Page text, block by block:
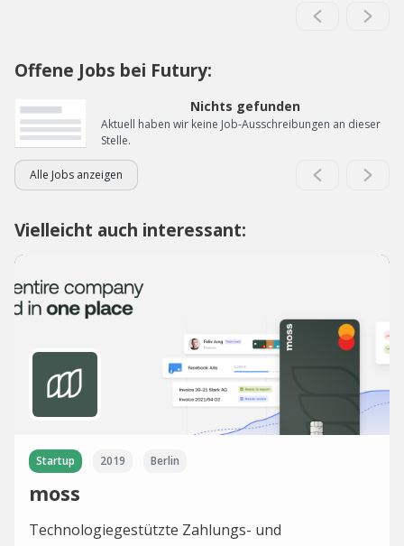
Offene Jobs bei Futury:
Nichts gefunden
Aktuell haben wir keine Job-Ausschreibungen an dieser
Stelle.
Alle Jobs anzeigen
Vielleicht auch interessant:
Startup 2019 Berlin
moss
Technologiegestützte Zahlungs- und